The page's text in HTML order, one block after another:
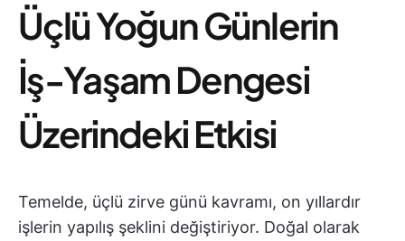
Üçlü Yoğun Günlerin
İş-Yaşam Dengesi
Üzerindeki Etkisi
Temelde, üçlü zirve günü kavramı, on yıllardır
işlerin yapılış şeklini değiştiriyor. Doğal olarak